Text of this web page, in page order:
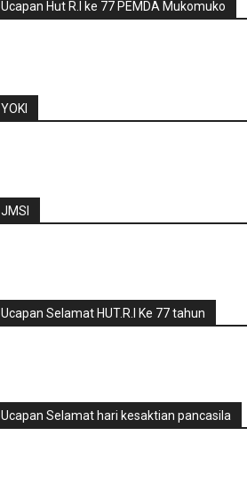
Ucapan Hut R.I ke 77 PEMDA Mukomuko
YOKI
JMSI
Ucapan Selamat HUT.R.I Ke 77 tahun
Ucapan Selamat hari kesaktian pancasila